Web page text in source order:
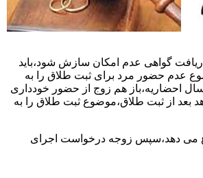
گواهی عدم امکان سازش شود،باید
عدم حضور مرد برای ثبت طلاق را به
احضاریه،باز هم زوج از حضور خودداری
بعد از ثبت طلاق،موضوع ثبت طلاق را به
می دهد،سپس زوجه درخواست اجرای